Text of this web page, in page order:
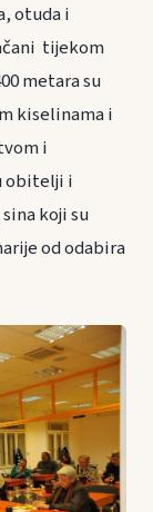
otuda i
tijekom
metara su
kiselinama i
i
obitelji i
koji su
od odabira